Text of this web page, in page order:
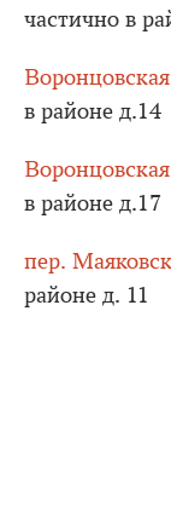
частично в
в районе д.14
в районе д.17
пер.
районе д. 11